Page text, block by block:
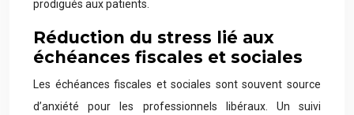
prodigués aux patients.
Réduction du stress lié aux
échéances fiscales et sociales
Les échéances fiscales et sociales sont souvent source
d’anxiété pour les professionnels libéraux. Un suivi